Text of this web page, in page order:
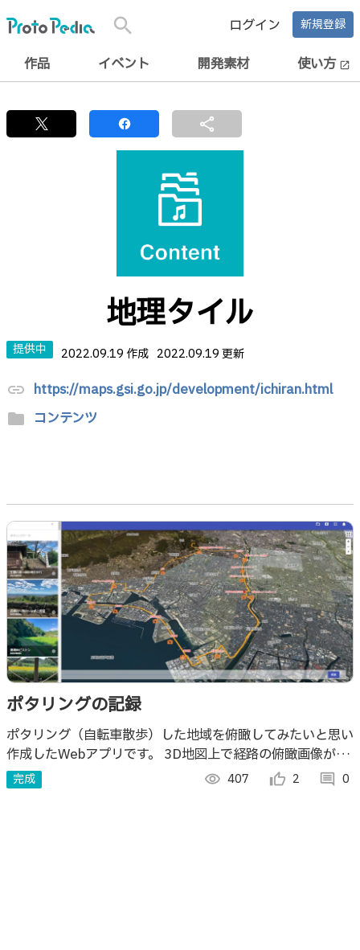
search ログイン 新規登録
作品 イベント 開発素材 使い方 open_in_new
share
地理タイル
提供中 2022.09.19 作成 2022.09.19 更新
link https://maps.gsi.go.jp/development/ichiran.html
folder コンテンツ
ポタリングの記録
ポタリング（自転車散歩）した地域を俯瞰してみたいと思い
作成したWebアプリです。 3D地図上で経路の俯瞰画像が表
示されます。実際に走った経路を俯瞰してみると小さな発見
があって結構面白いです。
完成 visibility 407 thumb_up_alt 2 comment 0